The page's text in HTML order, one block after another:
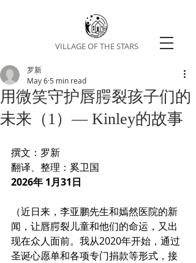
VILLAGE OF THE STARS
用微笑守护唇腭裂孩子们的
未来（1）— Kinley的故事
罗新
May 6 5 min read
撰文：罗新
翻译、整理：奚卫国
2026年 1月31日
（近日来，李亚鹏先生和嫣然医院的新
闻，让唇腭裂儿童和他们的命运，又出
现在众人面前。我从2020年开始，通过
圣诞心愿单和各项专门捐款等形式，接